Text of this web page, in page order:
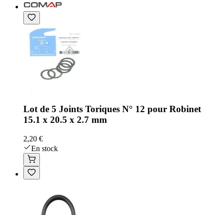
Lot de 5 Joints Toriques N° 12 pour Robinet
15.1 x 20.5 x 2.7 mm
2,20 €
En stock